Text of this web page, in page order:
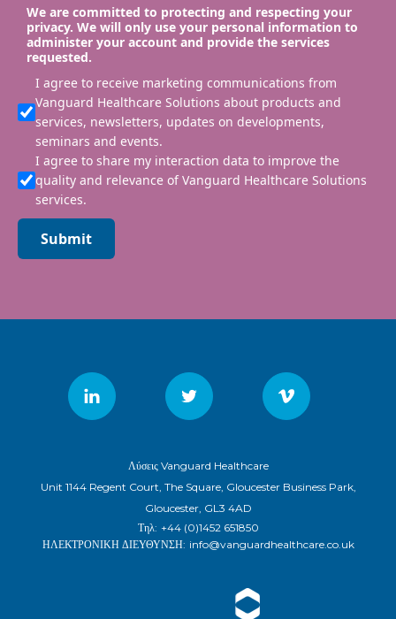
We are committed to protecting and respecting your
privacy. We will only use your personal information to
administer your account and provide the services
requested.
I agree to receive marketing communications from
Vanguard Healthcare Solutions about products and
services, newsletters, updates on developments,
seminars and events.
I agree to share my interaction data to improve the
quality and relevance of Vanguard Healthcare Solutions
services.
Submit
Λύσεις Vanguard Healthcare
Unit 1144 Regent Court, The Square, Gloucester Business Park,
Gloucester, GL3 4AD
Τηλ: +44 (0)1452 651850
ΗΛΕΚΤΡΟΝΙΚΗ ΔΙΕΥΘΥΝΣΗ: info@vanguardhealthcare.co.uk